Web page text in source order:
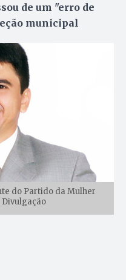
de um "erro de
municipal
do Partido da Mulher